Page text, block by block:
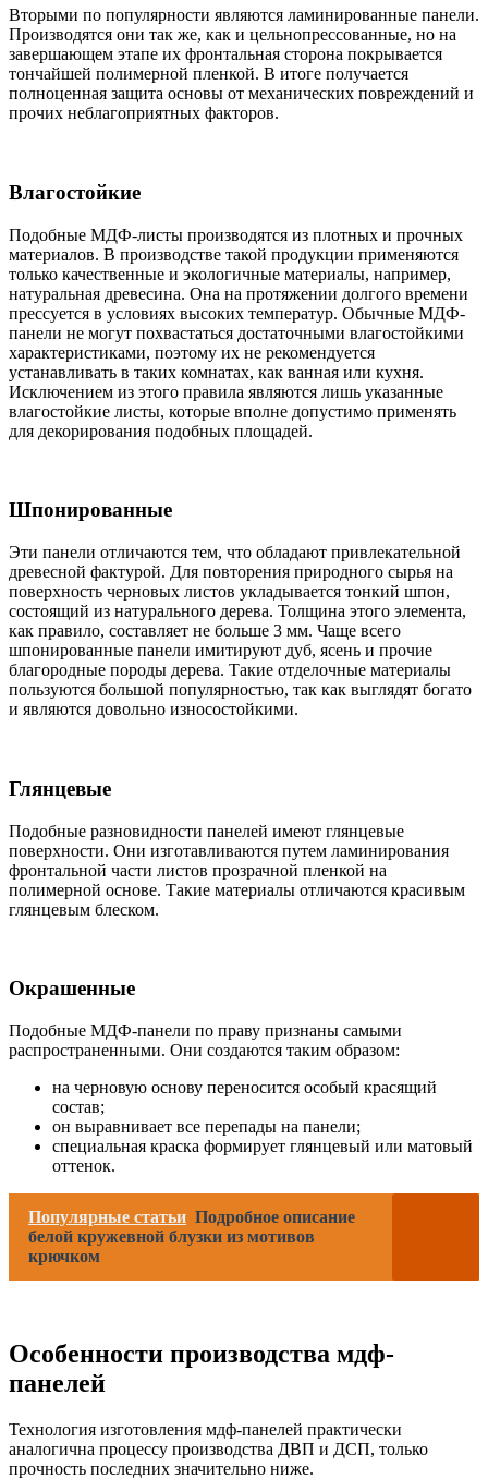
Вторыми по популярности являются ламинированные панели.
Производятся они так же, как и цельнопрессованные, но на
завершающем этапе их фронтальная сторона покрывается
тончайшей полимерной пленкой. В итоге получается
полноценная защита основы от механических повреждений и
прочих неблагоприятных факторов.
Влагостойкие
Подобные МДФ-листы производятся из плотных и прочных
материалов. В производстве такой продукции применяются
только качественные и экологичные материалы, например,
натуральная древесина. Она на протяжении долгого времени
прессуется в условиях высоких температур. Обычные МДФ-
панели не могут похвастаться достаточными влагостойкими
характеристиками, поэтому их не рекомендуется
устанавливать в таких комнатах, как ванная или кухня.
Исключением из этого правила являются лишь указанные
влагостойкие листы, которые вполне допустимо применять
для декорирования подобных площадей.
Шпонированные
Эти панели отличаются тем, что обладают привлекательной
древесной фактурой. Для повторения природного сырья на
поверхность черновых листов укладывается тонкий шпон,
состоящий из натурального дерева. Толщина этого элемента,
как правило, составляет не больше 3 мм. Чаще всего
шпонированные панели имитируют дуб, ясень и прочие
благородные породы дерева. Такие отделочные материалы
пользуются большой популярностью, так как выглядят богато
и являются довольно износостойкими.
Глянцевые
Подобные разновидности панелей имеют глянцевые
поверхности. Они изготавливаются путем ламинирования
фронтальной части листов прозрачной пленкой на
полимерной основе. Такие материалы отличаются красивым
глянцевым блеском.
Окрашенные
Подобные МДФ-панели по праву признаны самыми
распространенными. Они создаются таким образом:
на черновую основу переносится особый красящий
состав;
он выравнивает все перепады на панели;
специальная краска формирует глянцевый или матовый
оттенок.
Популярные статьи Подробное описание
белой кружевной блузки из мотивов
крючком
Особенности производства мдф-
панелей
Технология изготовления мдф-панелей практически
аналогична процессу производства ДВП и ДСП, только
прочность последних значительно ниже.